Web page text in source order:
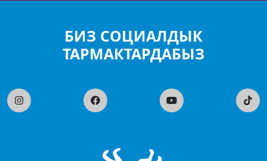
БИЗ СОЦИАЛДЫК
ТАРМАКТАРДАБЫЗ